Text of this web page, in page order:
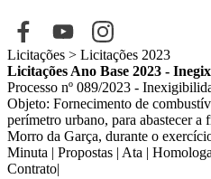
Licitações > Licitações 2023
Licitações Ano Base 2023 -
Processo nº 089/2023 -
Objeto: Fornecimento de
perímetro urbano, para abastecer
Morro da Garça, durante o
Minuta | Propostas | Ata |
Contrato|